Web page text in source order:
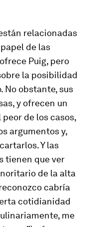
relacionadas
de las
Puig, pero
la posibilidad
No obstante, sus
y ofrecen un
de los casos,
argumentos y,
Y las
tienen que ver
de la alta
cabría
cotidianidad
me